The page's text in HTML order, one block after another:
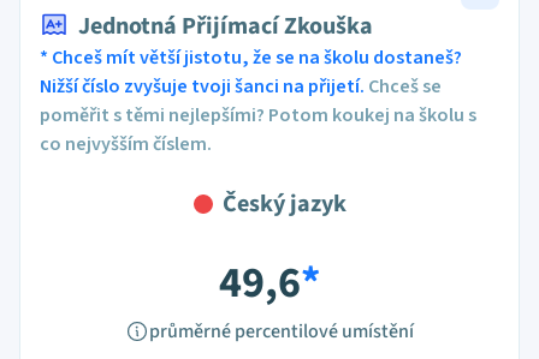
Jednotná Přijímací Zkouška
* Chceš mít větší jistotu, že se na školu dostaneš?
Nižší číslo zvyšuje tvoji šanci na přijetí. Chceš se
poměřit s těmi nejlepšími? Potom koukej na školu s
co nejvyšším číslem.
Český jazyk
49,6*
průměrné percentilové umístění